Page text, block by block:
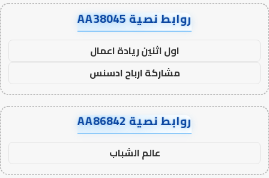
روابط نصية AA38045
اول اثنين ريادة اعمال
مشاركة ارباح ادسنس
روابط نصية AA86842
عالم الشباب